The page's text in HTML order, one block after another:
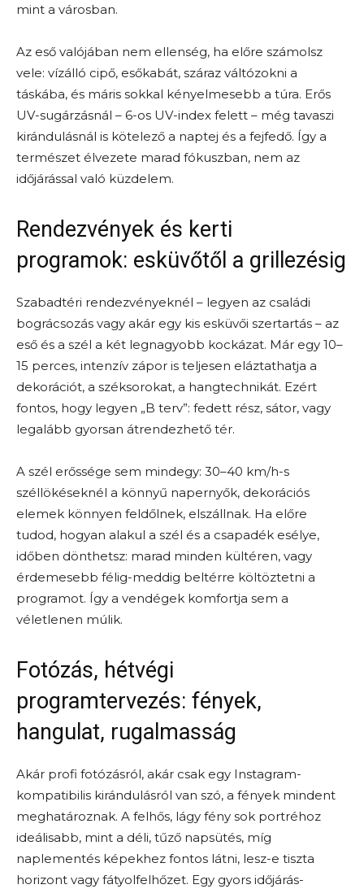
mint a városban.
Az eső valójában nem ellenség, ha előre számolsz
vele: vízálló cipő, esőkabát, száraz váltózokni a
táskába, és máris sokkal kényelmesebb a túra. Erős
UV-sugárzásnál – 6-os UV-index felett – még tavaszi
kirándulásnál is kötelező a naptej és a fejfedő. Így a
természet élvezete marad fókuszban, nem az
időjárással való küzdelem.
Rendezvények és kerti
programok: esküvőtől a grillezésig
Szabadtéri rendezvényeknél – legyen az családi
bográcsozás vagy akár egy kis esküvői szertartás – az
eső és a szél a két legnagyobb kockázat. Már egy 10–
15 perces, intenzív zápor is teljesen eláztathatja a
dekorációt, a széksorokat, a hangtechnikát. Ezért
fontos, hogy legyen „B terv”: fedett rész, sátor, vagy
legalább gyorsan átrendezhető tér.
A szél erőssége sem mindegy: 30–40 km/h-s
széllökéseknél a könnyű napernyők, dekorációs
elemek könnyen feldőlnek, elszállnak. Ha előre
tudod, hogyan alakul a szél és a csapadék esélye,
időben dönthetsz: marad minden kültéren, vagy
érdemesebb félig-meddig beltérre költöztetni a
programot. Így a vendégek komfortja sem a
véletlenen múlik.
Fotózás, hétvégi
programtervezés: fények,
hangulat, rugalmasság
Akár profi fotózásról, akár csak egy Instagram-
kompatibilis kirándulásról van szó, a fények mindent
meghatároznak. A felhős, lágy fény sok portréhoz
ideálisabb, mint a déli, tűző napsütés, míg
naplementés képekhez fontos látni, lesz-e tiszta
horizont vagy fátyolfelhőzet. Egy gyors időjárás-